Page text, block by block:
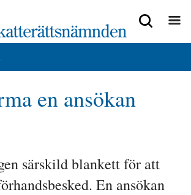
en ansökan
särskild blankett för att
En ansökan